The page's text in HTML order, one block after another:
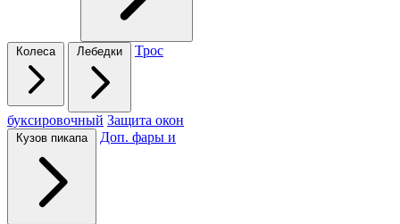
Колеса Лебедки Трос
буксировочный Защита окон
Кузов пикапа Доп. фары и